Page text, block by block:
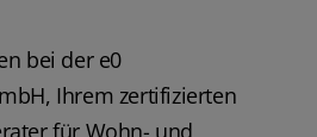
bei der e0
Ihrem zertifizierten
für Wohn- und